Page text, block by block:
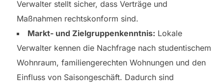
Verwalter stellt sicher, dass Verträge und
Maßnahmen rechtskonform sind.
Markt- und Zielgruppenkenntnis: Lokale
Verwalter kennen die Nachfrage nach studentischem
Wohnraum, familiengerechten Wohnungen und den
Einfluss von Saisongeschäft. Dadurch sind